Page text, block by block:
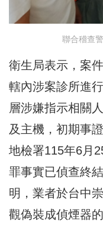
聯合稽查
衛生局表示，案
轄內涉案診所進
層涉嫌指示相關
及主機，初期事
地檢署115年6月
罪事實已偵查終
明，業者於台中
觀偽裝成偵煙器